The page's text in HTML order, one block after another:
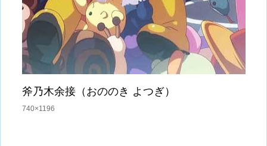
斧乃木余接（おののき よつぎ）
740×1196